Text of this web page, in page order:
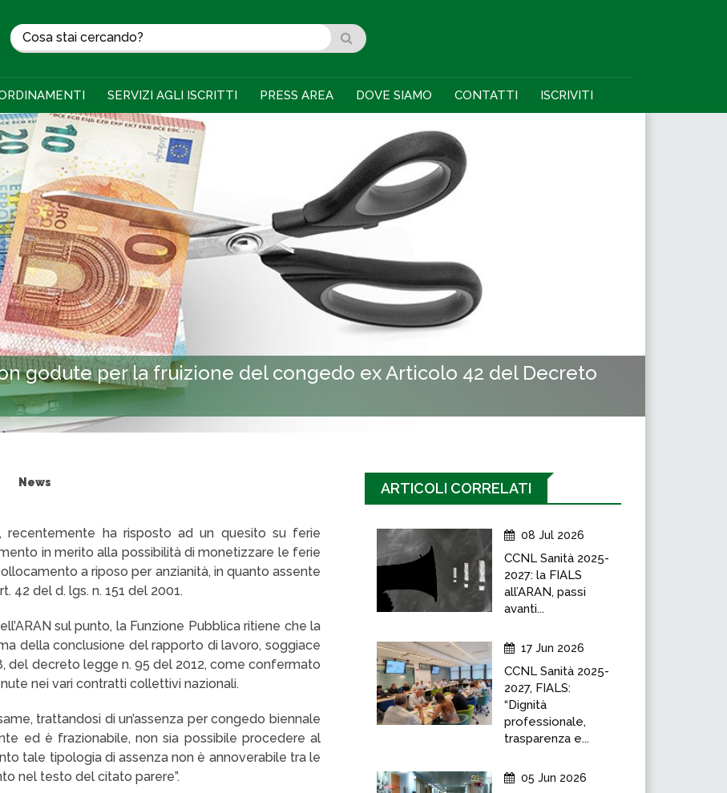
SERVIZI AGLI ISCRITTI PRESS AREA DOVE SIAMO CONTATTI ISCRIVITI
godute per la fruizione del congedo ex Articolo 42 del Decreto
News
recentemente ha risposto ad un quesito su ferie
in merito alla possibilità di monetizzare le ferie
a riposo per anzianità, in quanto assente
42 del d. lgs. n. 151 del 2001.
sul punto, la Funzione Pubblica ritiene che la
della conclusione del rapporto di lavoro, soggiace
del decreto legge n. 95 del 2012, come confermato
nei vari contratti collettivi nazionali.
trattandosi di un’assenza per congedo biennale
ed è frazionabile, non sia possibile procedere al
tale tipologia di assenza non è annoverabile tra le
nel testo del citato parere”.
ARTICOLI CORRELATI
08 Jul 2026
CCNL Sanità 2025-
2027: la FIALS
all’ARAN, passi
avanti...
17 Jun 2026
CCNL Sanità 2025-
2027, FIALS:
“Dignità
professionale,
trasparenza e...
05 Jun 2026